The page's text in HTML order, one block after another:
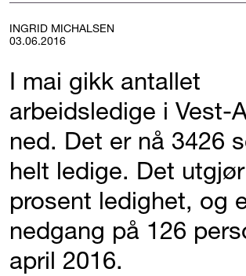
INGRID MICHALSEN
03.06.2016
I mai gikk antallet
arbeidsledige i Vest-
ned. Det er nå 3426
helt ledige. Det
prosent ledighet, og
nedgang på 126
april 2016.